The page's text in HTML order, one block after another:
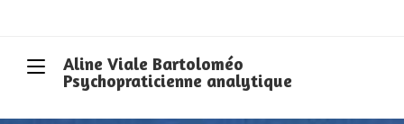
Aline Viale Bartoloméo
Psychopraticienne analytique